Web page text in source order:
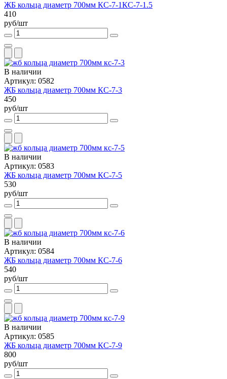
ЖБ кольца диаметр 700мм КС-7-1КС-7-1.5
410
руб/шт
В наличии
Артикул: 0582
ЖБ кольца диаметр 700мм КС-7-3
450
руб/шт
В наличии
Артикул: 0583
ЖБ кольца диаметр 700мм КС-7-5
530
руб/шт
В наличии
Артикул: 0584
ЖБ кольца диаметр 700мм КС-7-6
540
руб/шт
В наличии
Артикул: 0585
ЖБ кольца диаметр 700мм КС-7-9
800
руб/шт